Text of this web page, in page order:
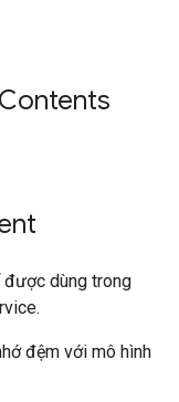
Contents
dùng trong
đệm với mô hình